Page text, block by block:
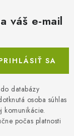
váš e-mail
databázy
osoba súhlas
komunikácie.
počas platnosti
SA